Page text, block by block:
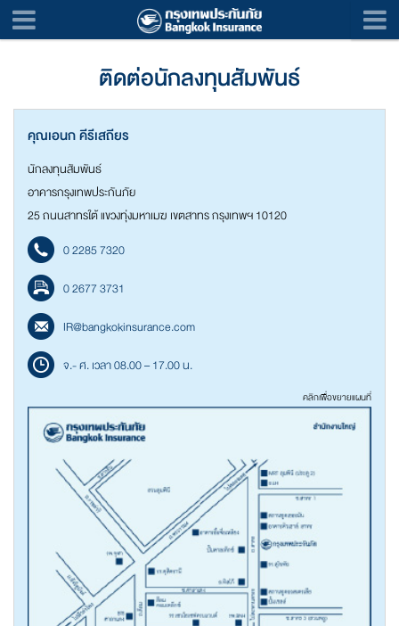
ติดต่อนักลงทุนสัมพันธ์
คุณเอนก คีรีเสถียร
นักลงทุนสัมพันธ์
อาคารกรุงเทพประกันภัย
25 ถนนสาทรใต้ แขวงทุ่งมหาเมฆ เขตสาทร กรุงเทพฯ 10120
0 2285 7320
0 2677 3731
IR@bangkokinsurance.com
จ.- ศ. เวลา 08.00 – 17.00 น.
คลิกเพื่อขยายแผนที่